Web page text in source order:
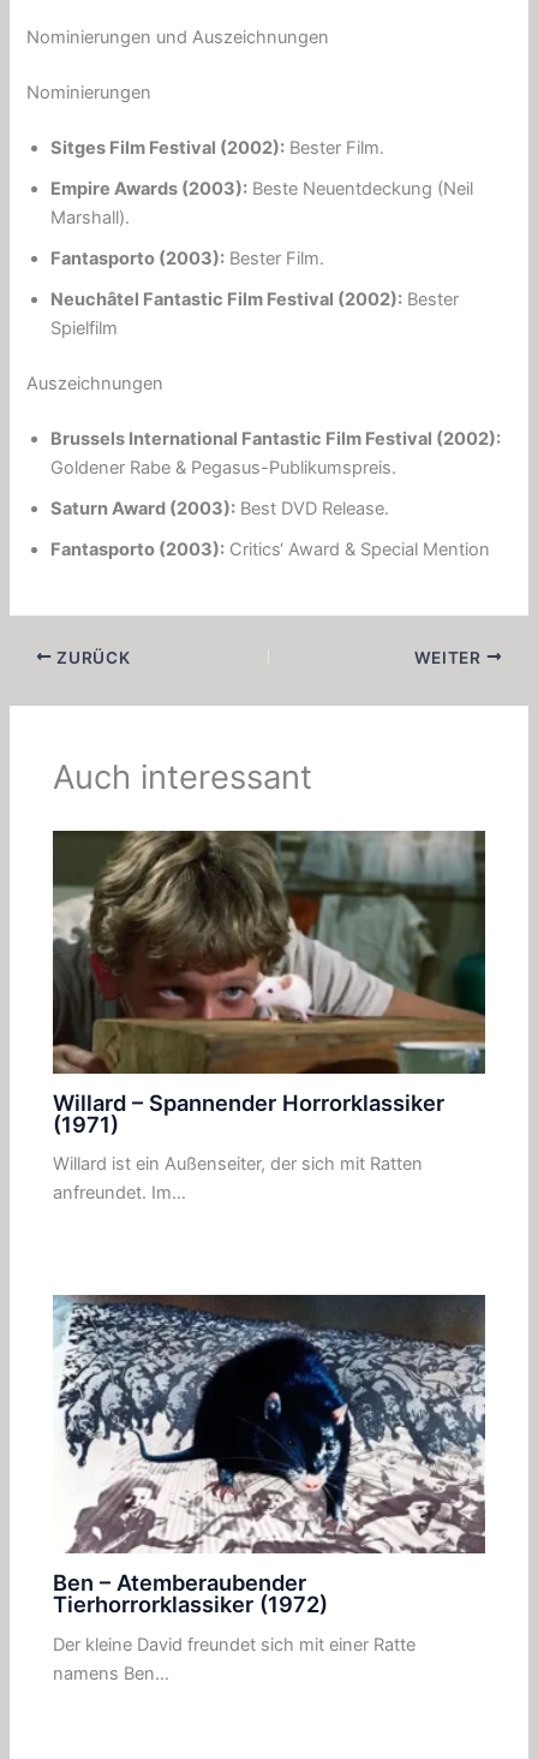
Nominierungen und Auszeichnungen
Nominierungen
Sitges Film Festival (2002): Bester Film.
Empire Awards (2003): Beste Neuentdeckung (Neil
Marshall).
Fantasporto (2003): Bester Film.
Neuchâtel Fantastic Film Festival (2002): Bester
Spielfilm
Auszeichnungen
Brussels International Fantastic Film Festival (2002):
Goldener Rabe & Pegasus-Publikumspreis.
Saturn Award (2003): Best DVD Release.
Fantasporto (2003): Critics‘ Award & Special Mention
ZURÜCK WEITER
Auch interessant
Willard – Spannender Horrorklassiker
(1971)
Willard ist ein Außenseiter, der sich mit Ratten
anfreundet. Im…
Ben – Atemberaubender
Tierhorrorklassiker (1972)
Der kleine David freundet sich mit einer Ratte
namens Ben…